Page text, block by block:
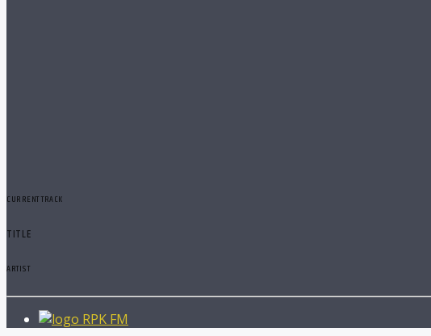
CURRENT TRACK
TITLE
ARTIST
RPK FM